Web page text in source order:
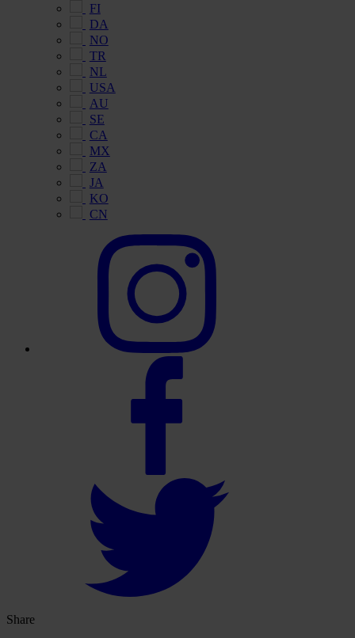
FI
DA
NO
TR
NL
USA
AU
SE
CA
MX
ZA
JA
KO
CN
Share